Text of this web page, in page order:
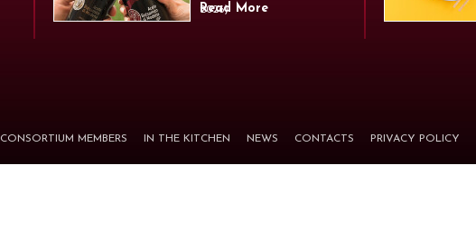
2026)
Read More
CONSORTIUM MEMBERS IN THE KITCHEN NEWS CONTACTS PRIVACY POLICY